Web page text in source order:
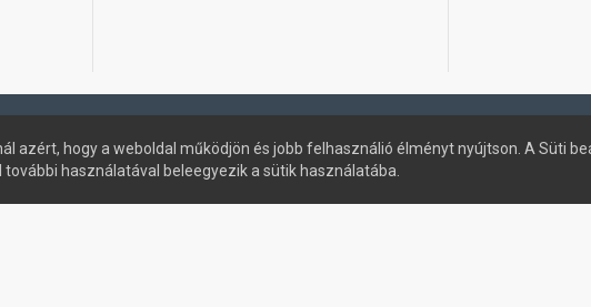
azért, hogy a weboldal működjön és jobb felhasználió élményt nyújtson. A Süti
használatával beleegyezik a sütik használatába.